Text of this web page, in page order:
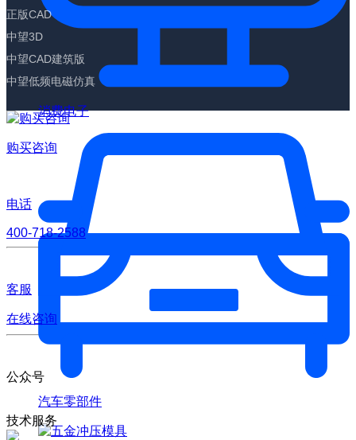
消费电子
汽车零部件
正版CAD
中望3D
中望CAD建筑版
中望低频电磁仿真
购买咨询
电话
400-718-2588
客服
在线咨询
公众号
技术服务